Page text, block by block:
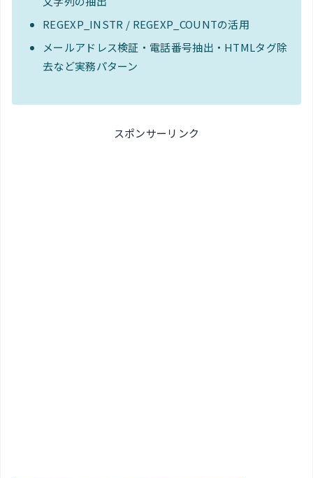
REGEXP_INSTR / REGEXP_COUNTの活用
メールアドレス検証・電話番号抽出・HTMLタグ除
去など実務パターン
スポンサーリンク